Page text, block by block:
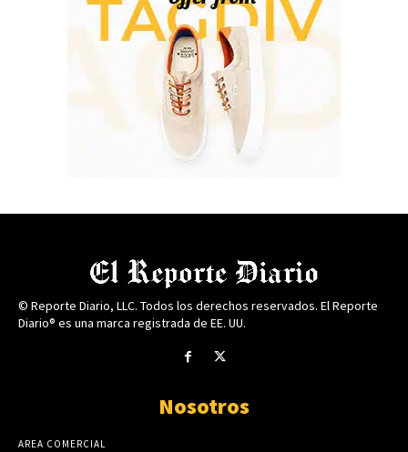
© Reporte Diario, LLC. Todos los derechos reservados. El Reporte
Diario® es una marca registrada de EE. UU.
Nosotros
AREA COMERCIAL